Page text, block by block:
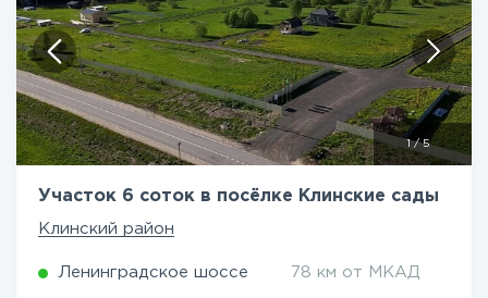
/5
Участок 6 соток в посёлке Клинские сады
Клинский район
Ленинградское шоссе 78 км от МКАД